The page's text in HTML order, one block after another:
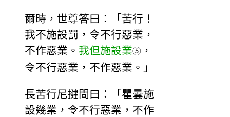
爾時，世尊答曰：「苦行！
我不施設罰，令不行惡業，
不作惡業。 我但施設業⑤ ，
令不行惡業，不作惡業。」
長苦行尼揵問曰：「瞿曇施
設幾業，令不行惡業，不作